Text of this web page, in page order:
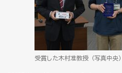
受賞した木村准教授（写真中央）